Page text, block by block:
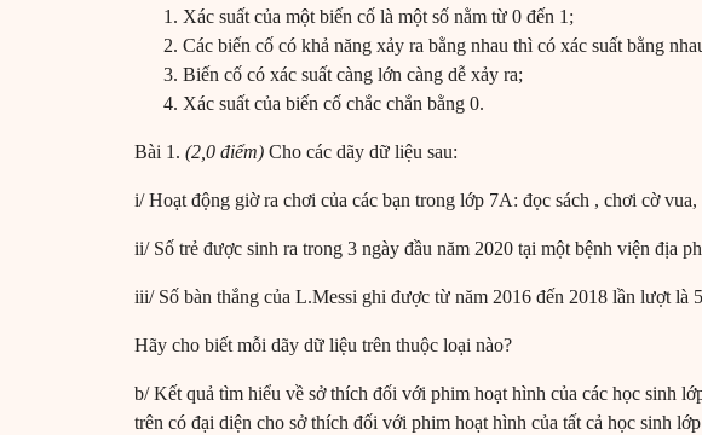
Xác suất của một biến cố là một số nằm từ 0 đến 1;
Các biến cố có khả năng xảy ra bằng nhau thì có xác suất bằng
Biến cố có xác suất càng lớn càng dễ xảy ra;
Xác suất của biến cố chắc chắn bằng 0.
Bài 1. (2,0 điểm) Cho các dãy dữ liệu sau:
i/ Hoạt động giờ ra chơi của các bạn trong lớp 7A: đọc sách , chơi cờ
ii/ Số trẻ được sinh ra trong 3 ngày đầu năm 2020 tại một bệnh viện địa
iii/ Số bàn thắng của L.Messi ghi được từ năm 2016 đến 2018 lần lượt là
Hãy cho biết mỗi dãy dữ liệu trên thuộc loại nào?
b/ Kết quả tìm hiểu về sở thích đối với phim hoạt hình của các học sinh
trên có đại diện cho sở thích đối với phim hoạt hình của tất cả học sinh